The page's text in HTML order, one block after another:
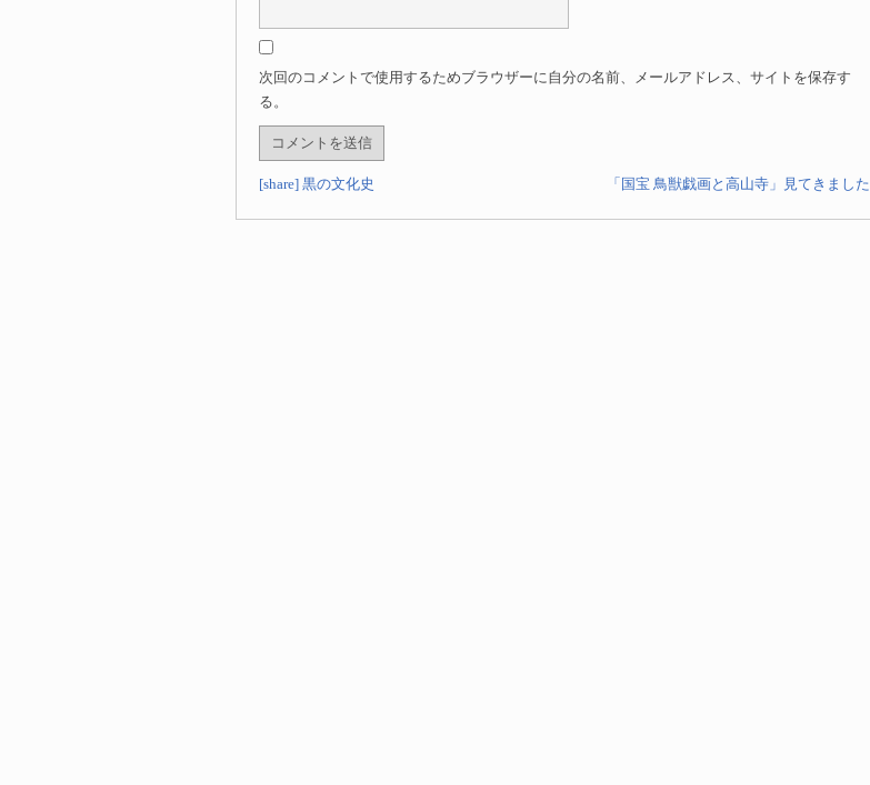
次回のコメントで使用するためブラウザーに自分の名前、メールアドレス、サイトを保存す
る。
[share] 黒の文化史 「国宝 鳥獣戯画と高山寺」見てきました